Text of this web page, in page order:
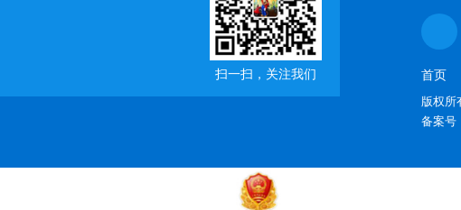
扫一扫，关注我们 首页
版权所
备案号